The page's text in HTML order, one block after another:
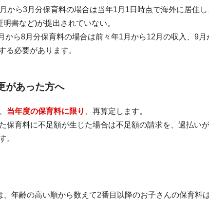
から3月分保育料の場合は当年1月1日時点で海外に居住し
書など)が提出されていない。
ら8月分保育料の場合は前々年1月から12月の収入、9月
る必要があります。
があった方へ
当年度の保育料に限り
、再算定します。
保育料に不足額が生じた場合は不足額の請求を、過払い
。
年齢の高い順から数えて2番目以降のお子さんの保育料